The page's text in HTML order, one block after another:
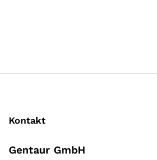
Kontakt
Gentaur GmbH